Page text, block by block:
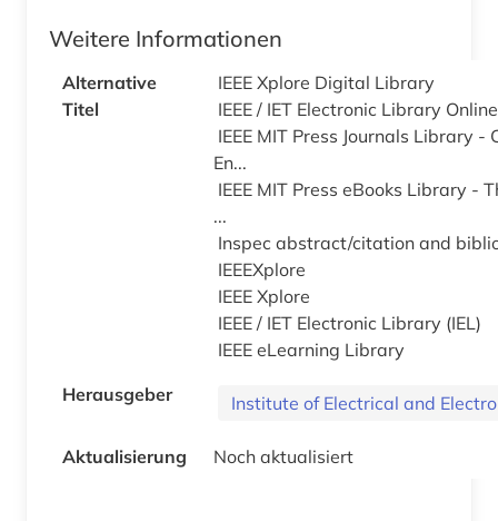
Weitere Informationen
Alternative
Titel
IEEE Xplore Digital Library
IEEE / IET Electronic Library
IEEE MIT Press Journals Library -
En...
IEEE MIT Press eBooks Library -
...
Inspec abstract/citation and
IEEEXplore
IEEE Xplore
IEEE / IET Electronic Library (IEL)
IEEE eLearning Library
Herausgeber
Institute of Electrical and
Aktualisierung Noch aktualisiert